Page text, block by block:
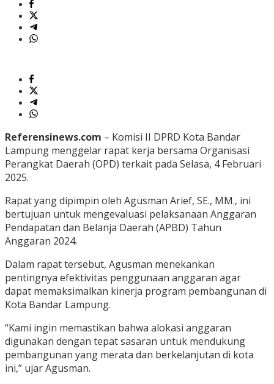
Referensinews.com – Komisi II DPRD Kota Bandar
Lampung menggelar rapat kerja bersama Organisasi
Perangkat Daerah (OPD) terkait pada Selasa, 4 Februari
2025.
Rapat yang dipimpin oleh Agusman Arief, SE., MM., ini
bertujuan untuk mengevaluasi pelaksanaan Anggaran
Pendapatan dan Belanja Daerah (APBD) Tahun
Anggaran 2024.
Dalam rapat tersebut, Agusman menekankan
pentingnya efektivitas penggunaan anggaran agar
dapat memaksimalkan kinerja program pembangunan di
Kota Bandar Lampung.
“Kami ingin memastikan bahwa alokasi anggaran
digunakan dengan tepat sasaran untuk mendukung
pembangunan yang merata dan berkelanjutan di kota
ini,” ujar Agusman.